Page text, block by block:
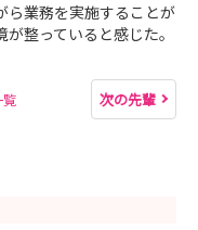
ら業務を実施することが
整っていると感じた。
覧 次の先輩